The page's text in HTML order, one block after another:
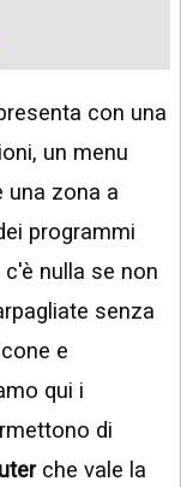
con una
un menu
una zona a
programmi
nulla se non
senza
e
qui i
di
che vale la